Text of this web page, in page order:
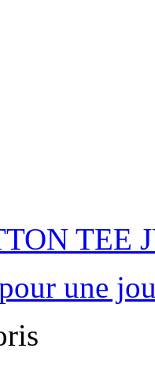
TEE
une